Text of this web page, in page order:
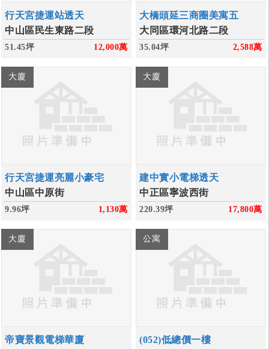
行天宮捷運站透天
中山區民生東路二段
51.45坪 12,000萬
大橋頭延三商圈美寓五
大同區環河北路二段
35.04坪 2,588萬
大廈
行天宮捷運亮麗小豪宅
中山區中原街
9.96坪 1,130萬
大廈
建中實小電梯透天
中正區寧波西街
220.39坪 17,800萬
大廈
帝寶景觀電梯華廈
公寓
(052)低總價一樓